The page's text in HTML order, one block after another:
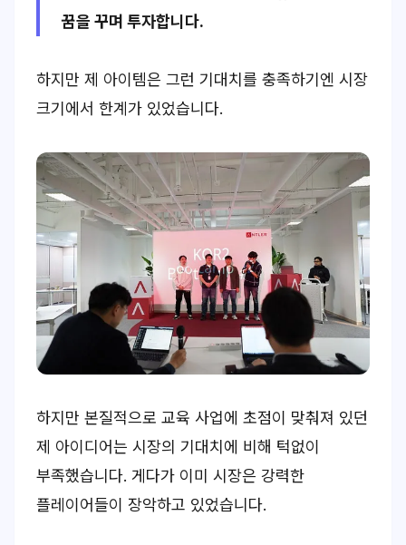
꿈을 꾸며 투자합니다.
하지만 제 아이템은 그런 기대치를 충족하기엔 시장
크기에서 한계가 있었습니다.
하지만 본질적으로 교육 사업에 초점이 맞춰져 있던
제 아이디어는 시장의 기대치에 비해 턱없이
부족했습니다. 게다가 이미 시장은 강력한
플레이어들이 장악하고 있었습니다.